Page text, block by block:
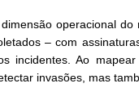
dimensão operacional
– com
incidentes. Ao
invasões, mas